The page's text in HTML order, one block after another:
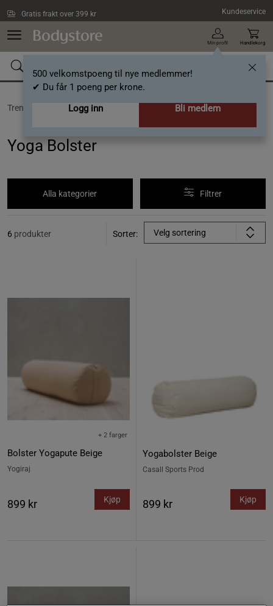
Gratis frakt over 399 kr Kundeservice
Min profil
500 velkomstpoeng til nye medlemmer!
✔ Du får 1 poeng per krone.
Logg inn
Bli medlem
Handlekorg
Trening / Yoga & Meditasjon /
Yoga Bolster
Alla kategorier Filtrer
6 produkter Sorter: Velg sortering
Bolster Yogapute Beige
+ 2 farger
Yogiraj
899 kr Kjøp
Yogabolster Beige
Casall Sports Prod
899 kr Kjøp